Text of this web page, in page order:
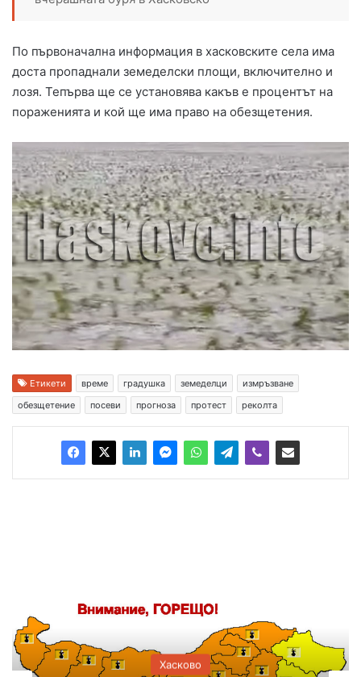
По първоначална информация в хасковските села има
доста пропаднали земеделски площи, включително и
лозя. Тепърва ще се установява какъв е процентът на
пораженията и кой ще има право на обезщетения.
Етикети време градушка земеделци
измръзване
обезщетение
посеви прогноза протест реколта
Хасково